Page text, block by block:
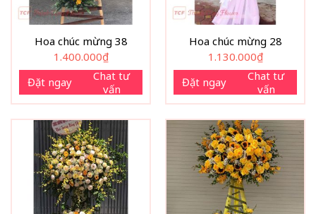
Hoa chúc mừng 38
1.400.000₫
Đặt ngay
Chat tư
vấn
Hoa chúc mừng 28
1.130.000₫
Đặt ngay
Chat tư
vấn